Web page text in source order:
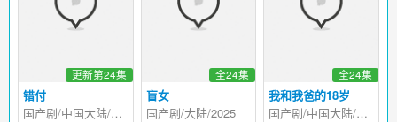
错付
更新第24集
国产剧/中国大陆/2026
盲女
全24集
国产剧/大陆/2025
我和我爸的18岁
全24集
国产剧/中国大陆/2024